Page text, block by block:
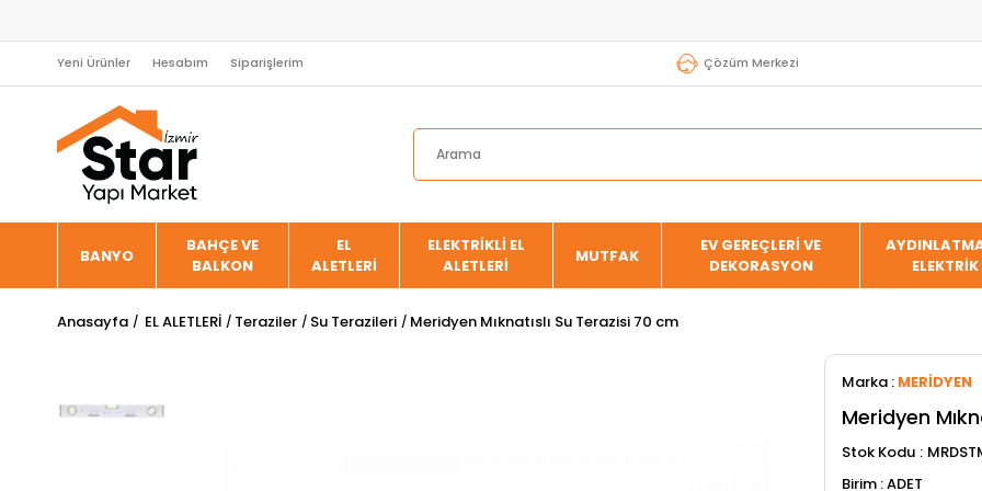
Yeni Ürünler Hesabım Siparişlerim Çözüm Merkezi
BANYO
BAHÇE VE
BALKON
EL
ALETLERİ
ELEKTRİKLİ EL
ALETLERİ
MUTFAK
EV GEREÇLERİ VE
DEKORASYON
ELEKTRİK
Anasayfa EL ALETLERİ Teraziler Su Terazileri Meridyen Mıknatıslı Su Terazisi 70 cm
Marka : MERİDYEN
Meridyen
Stok Kodu
ADET